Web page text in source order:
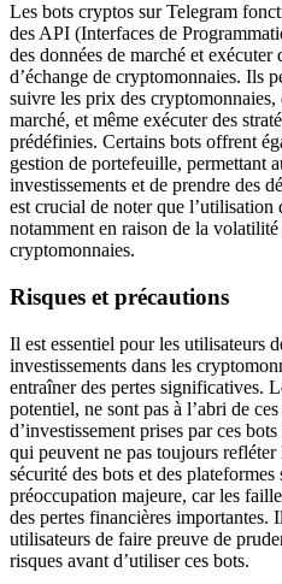
Les bots cryptos sur Telegram
des API (Interfaces de
des données de marché et exécuter
d’échange de cryptomonnaies. Ils
suivre les prix des cryptomonnaies,
marché, et même exécuter des
prédéfinies. Certains bots offrent
gestion de portefeuille, permettant
investissements et de prendre des
est crucial de noter que l’utilisation
notamment en raison de la
cryptomonnaies.
Risques et précautions
Il est essentiel pour les utilisateurs
investissements dans les
entraîner des pertes significatives.
potentiel, ne sont pas à l’abri de
d’investissement prises par ces
qui peuvent ne pas toujours
sécurité des bots et des
préoccupation majeure, car les
des pertes financières importantes.
utilisateurs de faire preuve de
risques avant d’utiliser ces bots.